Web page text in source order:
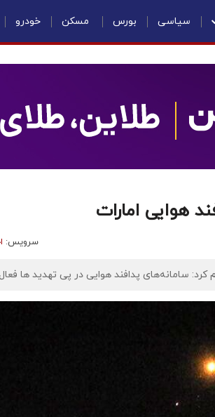
سیاسی بورس مسکن خودرو
هوایی امارات
سرویس:
کرد: سامانه‌های پدافند هوایی در پی تهدید ها